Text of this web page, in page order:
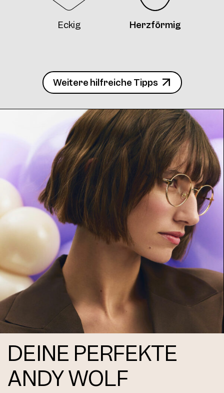
Eckig Herzförmig
Weitere hilfreiche Tipps
DEINE PERFEKTE
ANDY WOLF
Frame AW04 Col. 10 51/21
Frame AW04 Col. 11 51/21
Frame AW04 Col. 12 51/21
AW04 Clip Col. 01 56
AW04 Clip Col. 02 56